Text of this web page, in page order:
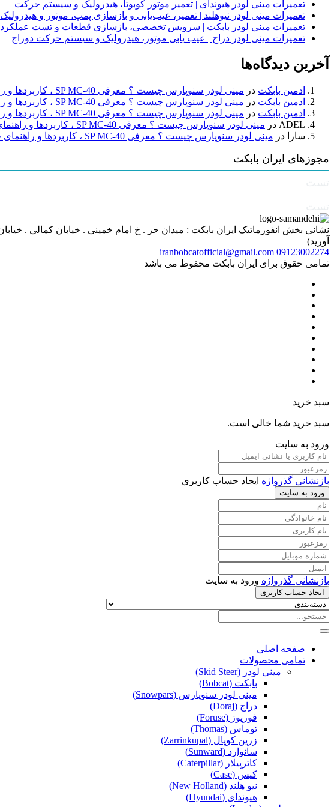
تعمیرات مینی لودر هیوندای | تعمیر موتور کوبوتا، هیدرولیک و سیستم حرکت
تعمیرات مینی لودر نیوهلند | تعمیر، عیب‌یابی و بازسازی پمپ، موتور و هیدرولیک
تعمیرات مینی لودر بابکت | سرویس تخصصی، بازسازی قطعات و تست عملکرد
تعمیرات مینی لودر دراج | عیب یابی موتور، هیدرولیک و سیستم حرکت دوراج
آخرین دیدگاه‌ها
ادمین بابکت در مینی لودر سنوپارس چیست ؟ معرفی SP MC-40 ، کاربردها و راهنمای خرید
ادمین بابکت در مینی لودر سنوپارس چیست ؟ معرفی SP MC-40 ، کاربردها و راهنمای خرید
ادمین بابکت در مینی لودر سنوپارس چیست ؟ معرفی SP MC-40 ، کاربردها و راهنمای خرید
ADEL در مینی لودر سنوپارس چیست ؟ معرفی SP MC-40 ، کاربردها و راهنمای خرید
سارا
در مینی لودر سنوپارس چیست ؟ معرفی SP MC-40 ، کاربردها و راهنمای خرید
مجوزهای ایران بابکت
آورید)
09123002274
iranbobcatofficial@gmail.com
تمامی حقوق برای ایران بابکت محفوظ می باشد
سبد خرید
سبد خرید شما خالی است.
ورود به سایت
بازنشانی گذرواژه ایجاد حساب کاربری
ورود به سایت
بازنشانی گذرواژه ورود به سایت
ایجاد حساب کاربری
صفحه اصلی
تمامی محصولات
مینی لودر (Skid Steer)
بابکت (Bobcat)
مینی لودر سنوپارس (Snowpars)
دراج (Doraj)
فوریوز (Foruse)
توماس (Thomas)
زرین کوپال (Zarrinkupal)
سانوارد (Sunward)
کاترپیلار (Caterpillar)
کیس (Case)
نیو هلند (New Holland)
هیوندای (Hyundai)